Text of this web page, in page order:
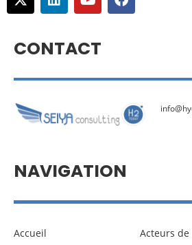
CONTACT
NAVIGATION
Accueil Acteurs de